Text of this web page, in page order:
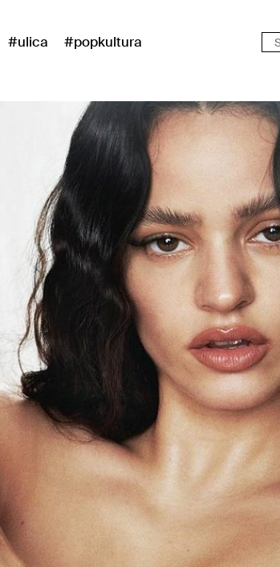
#ulica
#popkultura